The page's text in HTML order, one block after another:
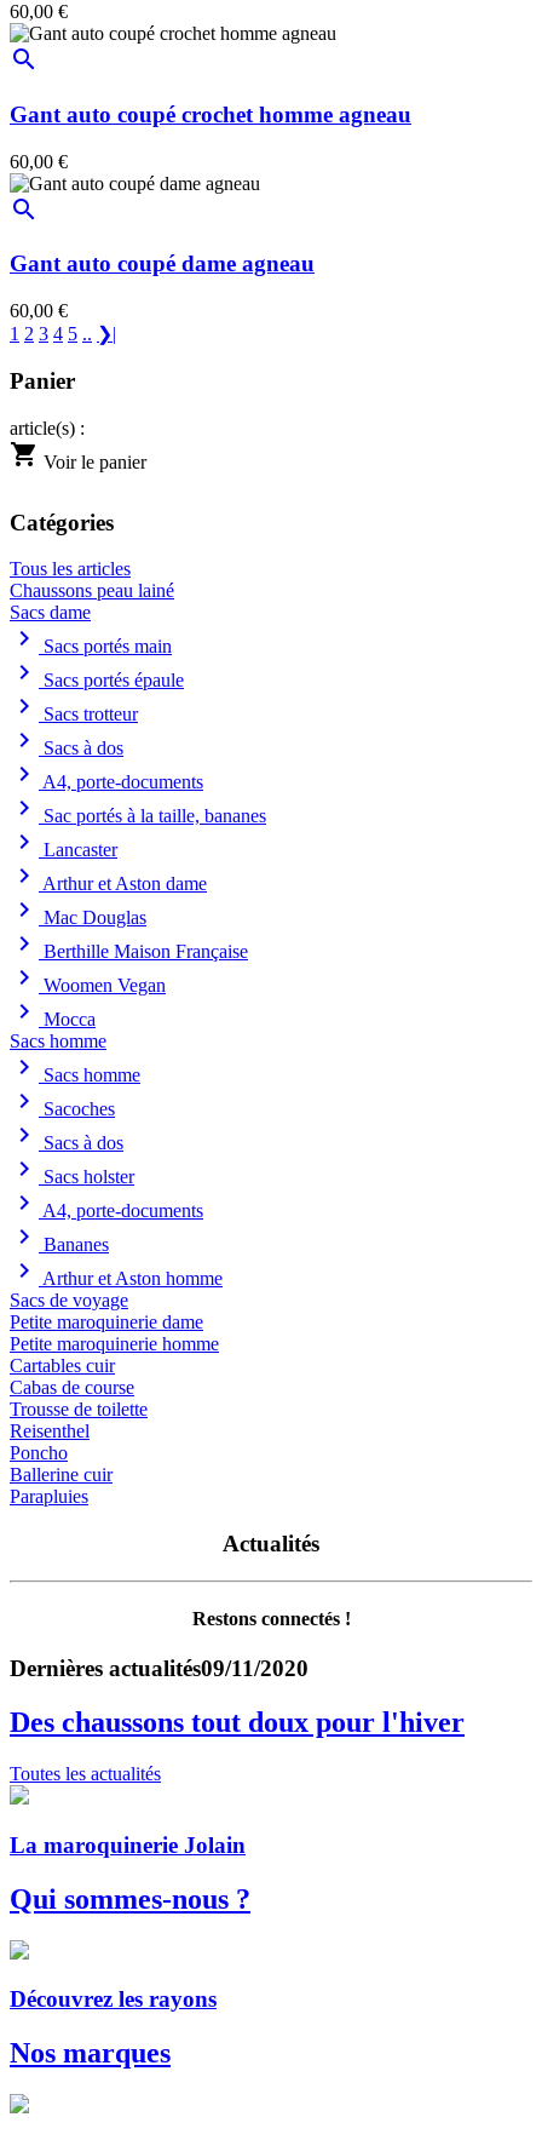
60,00 €
search
Gant auto coupé crochet homme agneau
60,00 €
search
Gant auto coupé dame agneau
60,00 €
1 2 3 4 5 .. ❯|
Panier
article(s) :
shopping_cart Voir le panier
Catégories
Tous les articles
Chaussons peau lainé
Sacs dame
chevron_right Sacs portés main
chevron_right Sacs portés épaule
chevron_right Sacs trotteur
chevron_right Sacs à dos
chevron_right A4, porte-documents
chevron_right Sac portés à la taille, bananes
chevron_right Lancaster
chevron_right Arthur et Aston dame
chevron_right Mac Douglas
chevron_right Berthille Maison Française
chevron_right Woomen Vegan
chevron_right
Mocca
Sacs homme
chevron_right Sacs homme
chevron_right Sacoches
chevron_right Sacs à dos
chevron_right Sacs holster
chevron_right A4, porte-documents
chevron_right Bananes
chevron_right
Arthur et Aston homme
Sacs de voyage
Petite maroquinerie dame
Petite maroquinerie homme
Cartables cuir
Cabas de course
Trousse de toilette
Reisenthel
Poncho
Ballerine cuir
Parapluies
Actualités
Restons connectés !
Dernières actualités09/11/2020
Des chaussons tout doux pour l'hiver
Toutes les actualités
La maroquinerie Jolain
Qui sommes-nous ?
Découvrez les rayons
Nos marques